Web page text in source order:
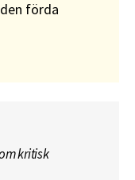
förda
kritisk